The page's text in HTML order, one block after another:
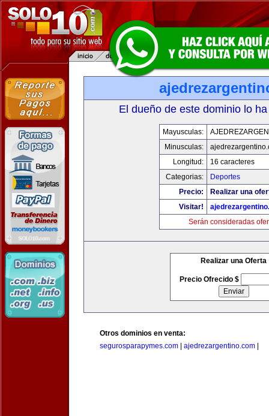
El dueño de este dominio lo
Mayusculas:
Minusculas:
Longitud:
16 caracteres
Categorias:
Deportes
Precio:
Realizar una
Visitar!
Serán consideradas
Realizar una Oferta
Precio Ofrecido $
Otros dominios en venta:
segurosparapymes.com
ajedrezargentino.com